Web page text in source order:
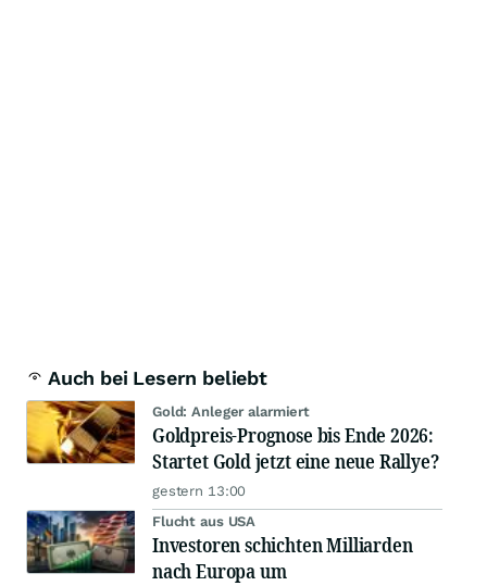
Auch bei Lesern beliebt
Gold: Anleger alarmiert
Goldpreis-Prognose bis Ende 2026:
Startet Gold jetzt eine neue Rallye?
gestern 13:00
Flucht aus USA
Investoren schichten Milliarden
nach Europa um